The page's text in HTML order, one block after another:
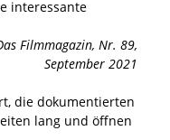
interessante
Filmmagazin, Nr. 89,
September 2021
die dokumentierten
lang und öffnen